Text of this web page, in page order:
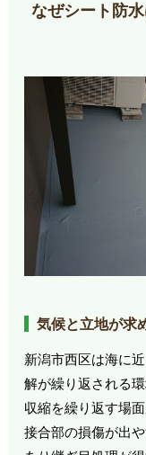
なぜシート防
気候と立地が求
新潟市西区は海に
解が繰り返される
収縮を繰り返す場
接合部の損傷が出